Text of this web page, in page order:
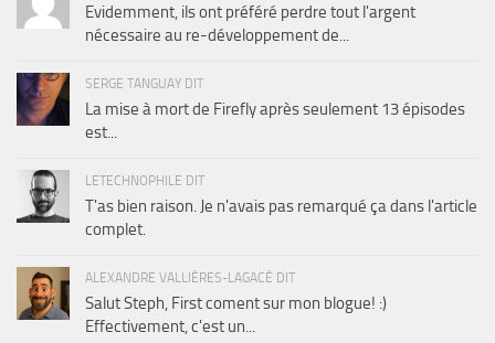
Evidemment, ils ont préféré perdre tout l'argent
nécessaire au re-développement de...
SERGE TANGUAY DIT
La mise à mort de Firefly après seulement 13 épisodes
est...
LETECHNOPHILE DIT
T'as bien raison. Je n'avais pas remarqué ça dans l'article
complet.
ALEXANDRE VALLIÈRES-LAGACÉ DIT
Salut Steph, First coment sur mon blogue! :)
Effectivement, c'est un...